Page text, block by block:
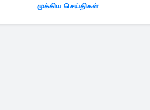
முக்கிய செய்திகள்